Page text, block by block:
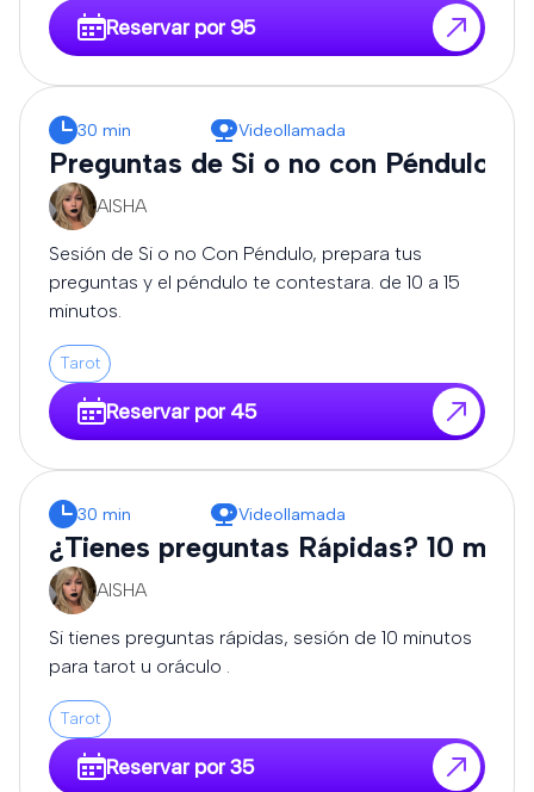
Reservar por 95
30 min Videollamada
Preguntas de Si o no con Péndulo
AISHA
Sesión de Si o no Con Péndulo, prepara tus
preguntas y el péndulo te contestara. de 10 a 15
minutos.
Tarot
Reservar por 45
30 min Videollamada
¿Tienes preguntas Rápidas? 10
AISHA
Si tienes preguntas rápidas, sesión de 10 minutos
para tarot u oráculo .
Tarot
Reservar por 35